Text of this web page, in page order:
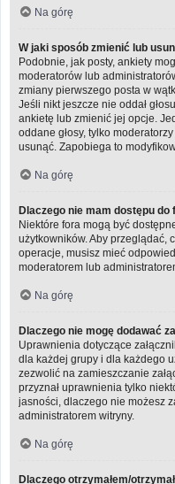
Na górę
W jaki sposób zmienić lub
Podobnie, jak posty, ankiety
moderatorów lub
zmiany pierwszego posta w
Jeśli nikt jeszcze nie oddał
ankietę lub zmienić jej opcje.
oddane głosy, tylko
usunąć. Zapobiega to
Na górę
Dlaczego nie mam dostępu do
Niektóre fora mogą być
użytkowników. Aby przeglądać,
operacje, musisz mieć
moderatorem lub
Na górę
Dlaczego nie mogę dodawać
Uprawnienia dotyczące
dla każdej grupy i dla każdego
zezwolić na zamieszczanie
przyznał uprawnienia tylko
jasności, dlaczego nie możesz
administratorem witryny.
Na górę
Dlaczego otrzymałem/